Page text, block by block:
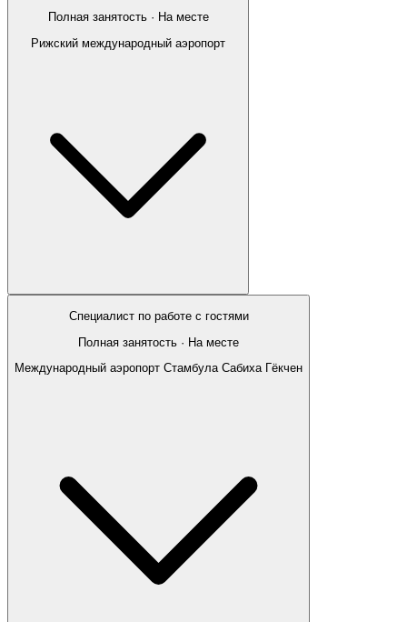
Полная занятость · На месте
Рижский международный аэропорт
Специалист по работе с гостями
Полная занятость · На месте
Международный аэропорт Стамбула Сабиха Гёкчен